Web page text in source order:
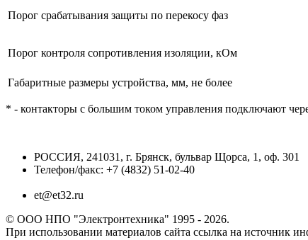
Порог срабатывания защиты по перекосу фаз
Порог контроля сопротивления изоляции, кОм
Габаритные размеры устройства, мм, не более
* - контакторы с большим током управления подключают
РОССИЯ, 241031, г. Брянск, бульвар Щорса, 1, оф. 301
Телефон/факс: +7 (4832) 51-02-40
et@et32.ru
© ООО НПО "Электронтехника" 1995 - 2026.
При использовании материалов сайта ссылка на источник